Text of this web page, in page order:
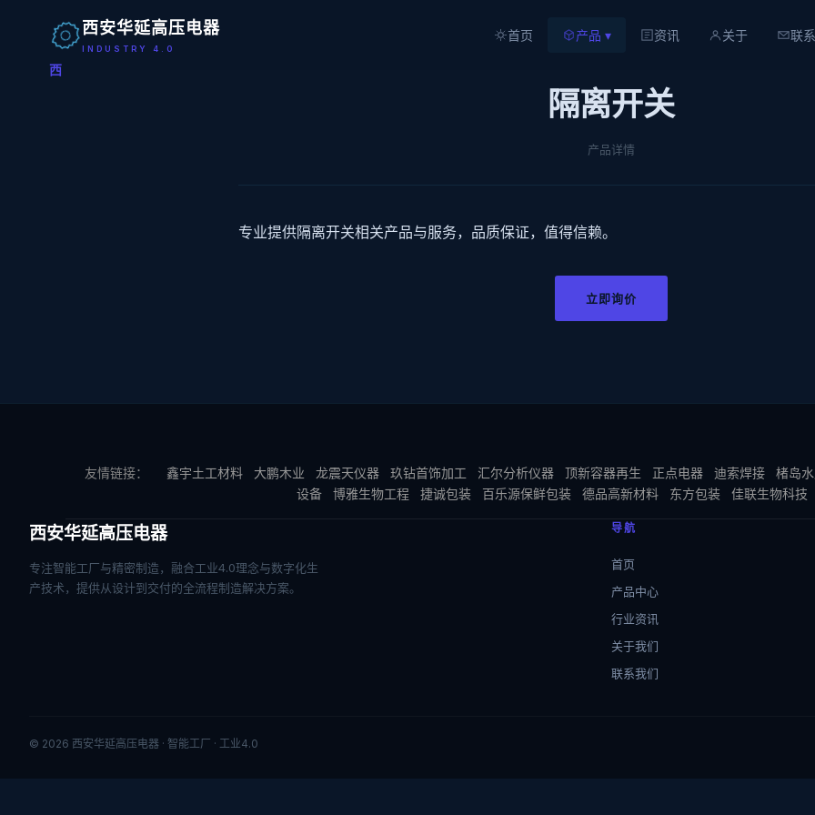
西
西安华延高压电器
INDUSTRY 4.0
首页 产品 ▾ 资讯 关于 联系
隔离开关
产品详情
专业提供隔离开关相关产品与服务，品质保证，值得信赖。
立即询价
友情链接： 鑫宇土工材料 大鹏木业 龙震天仪器 玖钻首饰加工 汇尔分析仪器 顶新容器再生 正点电器 迪索焊接 楮岛
设备
博雅生物工程 捷诚包装 百乐源保鲜包装 德品高新材料 东方包装 佳联生物科技
西安华延高压电器
专注智能工厂与精密制造，融合工业4.0理念与数字化生
产技术，提供从设计到交付的全流程制造解决方案。
导航
首页
产品中心
行业资讯
关于我们
联系我们
© 2026 西安华延高压电器 · 智能工厂 · 工业4.0